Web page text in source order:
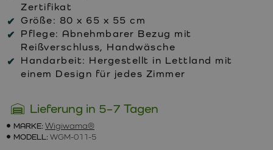
Zertifikat
Größe: 80 x 65 x 55 cm
Pflege: Abnehmbarer Bezug mit
Reißverschluss, Handwäsche
Handarbeit: Hergestellt in Lettland mit
einem Design für jedes Zimmer
Lieferung in 5–7 Tagen
MARKE: Wigiwama®
MODELL: WGM-011-5